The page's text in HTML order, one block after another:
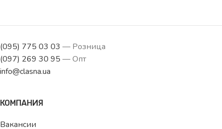
(095) 775 03 03 — Розница
(097) 269 30 95 — Опт
info@clasna.ua
КОМПАНИЯ
Вакансии